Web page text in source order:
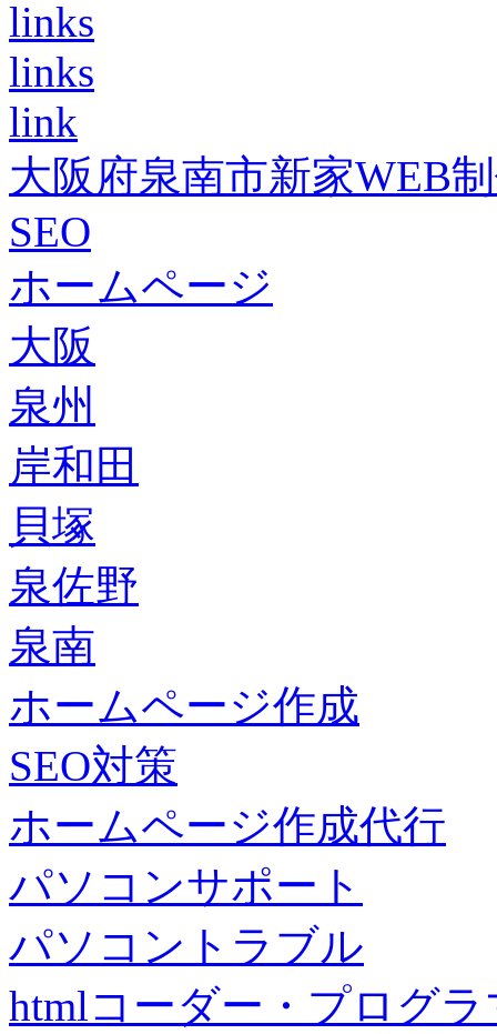
links
links
link
大阪府泉南市新家WEB
SEO
ホームページ
大阪
泉州
岸和田
貝塚
泉佐野
泉南
ホームページ作成
SEO対策
ホームページ作成代行
パソコンサポート
パソコントラブル
htmlコーダー・プログラ